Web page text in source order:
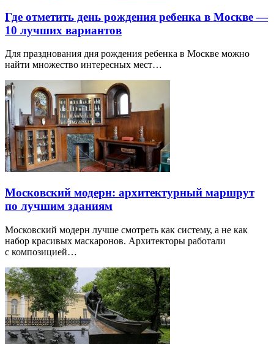
Где отметить день рождения ребенка в Москве —
10 лучших вариантов
Для празднования дня рождения ребенка в Москве можно
найти множество интересных мест…
Московский модерн: архитектурный маршрут
по лучшим зданиям
Московский модерн лучше смотреть как систему, а не как
набор красивых маскаронов. Архитекторы работали
с композицией…